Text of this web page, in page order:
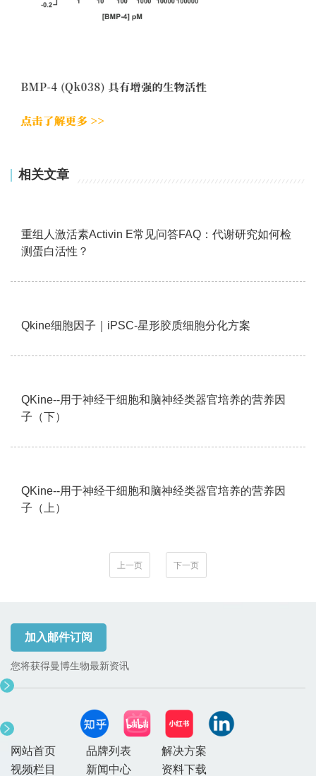
相关文章
重组人激活素Activin E常见问答FAQ：代谢研究如何检
测蛋白活性？
Qkine细胞因子｜iPSC-星形胶质细胞分化方案
QKine--用于神经干细胞和脑神经类器官培养的营养因
子（下）
QKine--用于神经干细胞和脑神经类器官培养的营养因
子（上）
上一页 下一页
加入邮件订阅
您将获得曼博生物最新资讯
网站首页 品牌列表
解决方案
视频栏目
新闻中心 资料下载